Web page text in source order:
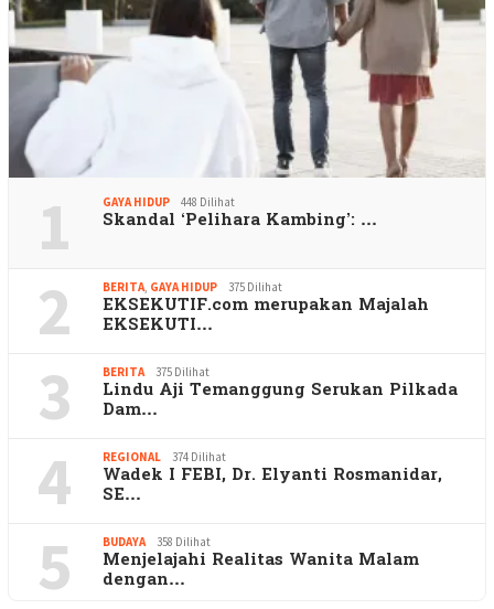
1 GAYA HIDUP 448 Dilihat
Skandal ‘Pelihara Kambing’: …
2 BERITA, GAYA HIDUP 375 Dilihat
EKSEKUTIF.com merupakan Majalah
EKSEKUTI…
3 BERITA 375 Dilihat
Lindu Aji Temanggung Serukan Pilkada
Dam…
4 REGIONAL 374 Dilihat
Wadek I FEBI, Dr. Elyanti Rosmanidar,
SE…
5 BUDAYA 358 Dilihat
Menjelajahi Realitas Wanita Malam
dengan…